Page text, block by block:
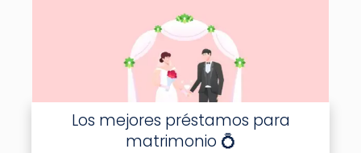
Los mejores préstamos para
matrimonio 💍